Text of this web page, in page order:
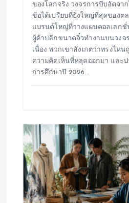
ของโลกจริง วงจรการบีบอัดจา
ข้อได้เปรียบที่ยิ่งใหญ่ที่สุดของต
แบรนด์ใหญ่ที่วางแผนคอลเลกชั่
ผู้ค้าปลีกขนาดจิ๋วทำงานบนวงจ
เนื่อง พวกเขาสังเกตว่าทรงไห
ความคิดเห็นที่หลุดออกมา และ
การศึกษาปี 2026…